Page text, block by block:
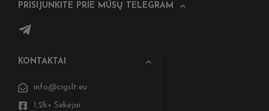
PRISIJUNKITE PRIE MŪSŲ TELEGRAM
KONTAKTAI
info@cigslt.eu
1.2k+ Sekėjai